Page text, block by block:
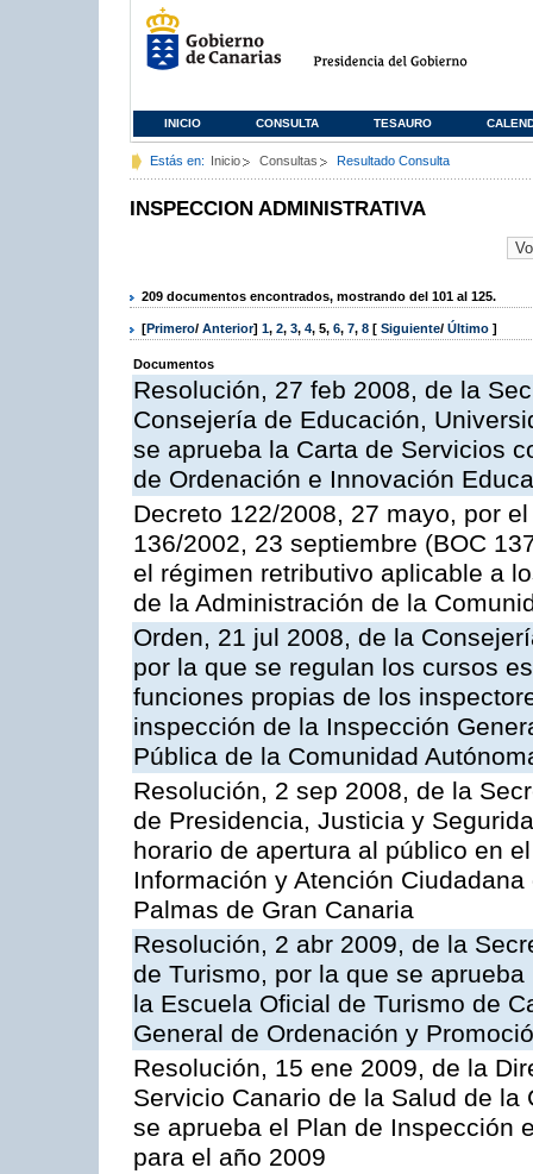
INICIO CONSULTA TESAURO
Estás en: Inicio Consultas Resultado Consulta
INSPECCION ADMINISTRATIVA
209 documentos encontrados, mostrando del 101 al 125.
[Primero/ Anterior] 1, 2, 3, 4, 5, 6, 7, 8 [ Siguiente/ Último ]
Documentos
Resolución, 27 feb 2008, de la
Consejería de Educación,
se aprueba la Carta de Servicios
de Ordenación e Innovación
Decreto 122/2008, 27 mayo, por
136/2002, 23 septiembre (BOC
el régimen retributivo aplicable a
de la Administración de la
Orden, 21 jul 2008, de la
por la que se regulan los cursos
funciones propias de los
inspección de la Inspección
Pública de la Comunidad
Resolución, 2 sep 2008, de la
de Presidencia, Justicia y
horario de apertura al público en
Información y Atención
Palmas de Gran Canaria
Resolución, 2 abr 2009, de la
de Turismo, por la que se
la Escuela Oficial de Turismo de
General de Ordenación y
Resolución, 15 ene 2009, de la
Servicio Canario de la Salud de
se aprueba el Plan de Inspección
para el año 2009